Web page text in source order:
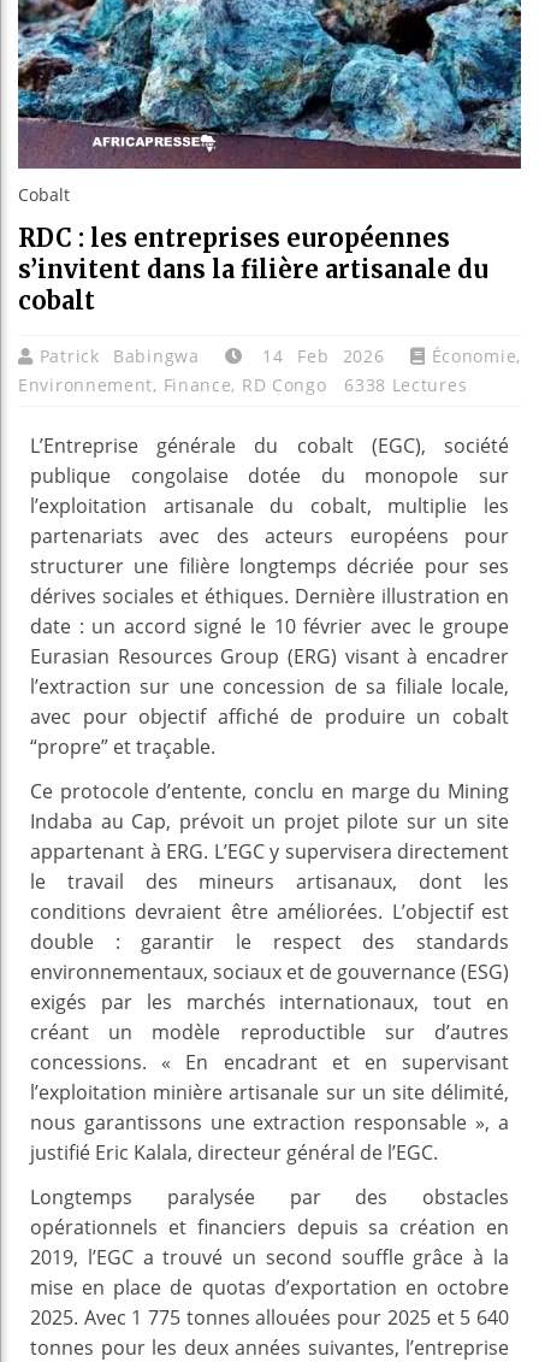
Bénin :
Cobalt
RDC : les entreprises européennes
s’invitent dans la filière artisanale du
cobalt
Patrick Babingwa 14 Feb 2026 Économie,
Environnement, Finance, RD Congo 6338 Lectures
L’Entreprise générale du cobalt (EGC), société
publique congolaise dotée du monopole sur
l’exploitation artisanale du cobalt, multiplie les
partenariats avec des acteurs européens pour
structurer une filière longtemps décriée pour ses
dérives sociales et éthiques. Dernière illustration en
date : un accord signé le 10 février avec le groupe
Eurasian Resources Group (ERG) visant à encadrer
l’extraction sur une concession de sa filiale locale,
avec pour objectif affiché de produire un cobalt
“propre” et traçable.
Ce protocole d’entente, conclu en marge du Mining
Indaba au Cap, prévoit un projet pilote sur un site
appartenant à ERG. L’EGC y supervisera directement
le travail des mineurs artisanaux, dont les
conditions devraient être améliorées. L’objectif est
double : garantir le respect des standards
environnementaux, sociaux et de gouvernance (ESG)
exigés par les marchés internationaux, tout en
créant un modèle reproductible sur d’autres
concessions. « En encadrant et en supervisant
l’exploitation minière artisanale sur un site délimité,
nous garantissons une extraction responsable », a
justifié Eric Kalala, directeur général de l’EGC.
Longtemps paralysée par des obstacles
opérationnels et financiers depuis sa création en
2019, l’EGC a trouvé un second souffle grâce à la
mise en place de quotas d’exportation en octobre
2025. Avec 1 775 tonnes allouées pour 2025 et 5 640
tonnes pour les deux années suivantes, l’entreprise